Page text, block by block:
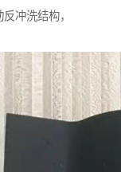
冲洗结构，